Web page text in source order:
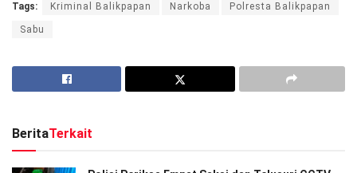
Tags: Kriminal Balikpapan Narkoba Polresta Balikpapan
Sabu
BeritaTerkait